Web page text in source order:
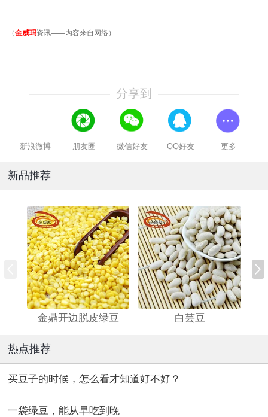
（金威玛资讯——内容来自网络）
分享到
新浪微博 朋友圈 微信好友 QQ好友 更多
新品推荐
金鼎开边脱皮绿豆 白芸豆
热点推荐
买豆子的时候，怎么看才知道好不好？
一袋绿豆，能从早吃到晚